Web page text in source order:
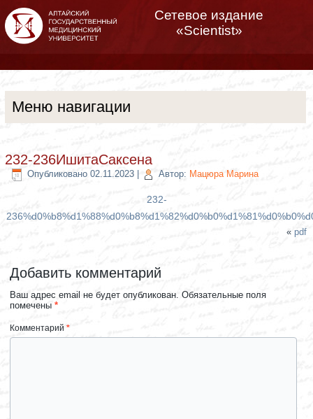
Сетевое издание
«Scientist»
Меню навигации
232-236ИшитаСаксена
Опубликовано 02.11.2023 Автор: Мацюра Марина
232-
« pdf
Добавить комментарий
Ваш адрес email не будет опубликован. Обязательные поля
помечены*
Комментарий*